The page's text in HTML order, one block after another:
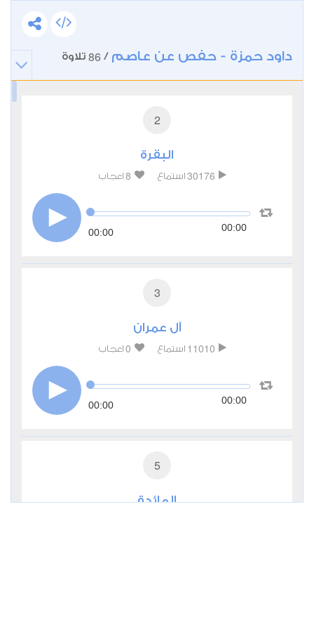
داود حمزة - حفص عن عاصم /
86 تلاوة
2
البقرة
30176 استماع 8 اعجاب
00:00 00:00
3
آل عمران
11010 استماع 0 اعجاب
00:00 00:00
5
المائدة